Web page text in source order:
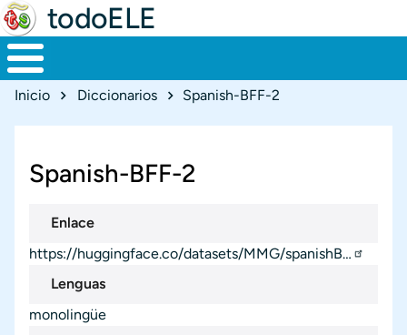
todoELE
Ruta de navegación
Inicio Diccionarios Spanish-BFF-2
Spanish-BFF-2
Enlace
https://huggingface.co/datasets/MMG/spanishB…
Lenguas
monolingüe